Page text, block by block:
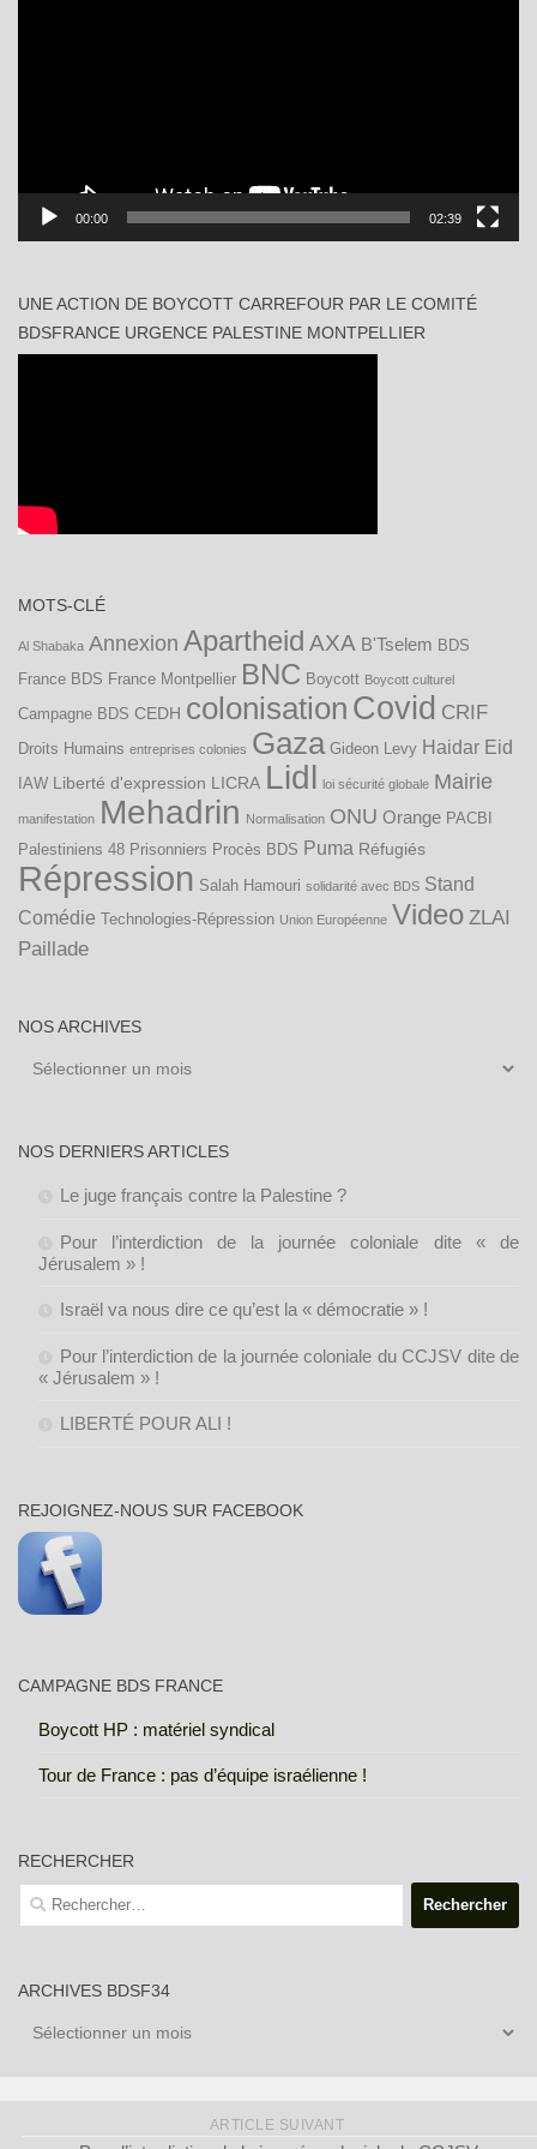
00:00 02:39
UNE ACTION DE BOYCOTT CARREFOUR PAR LE COMITÉ
BDSFRANCE URGENCE PALESTINE MONTPELLIER
MOTS-CLÉ
Al Shabaka Annexion Apartheid AXA B'Tselem BDS
France BDS France Montpellier BNC Boycott Boycott culturel
Campagne BDS CEDH colonisation Covid CRIF
Droits Humains entreprises colonies Gaza Gideon Levy Haidar Eid
IAW Liberté d'expression LICRA Lidl loi sécurité globale Mairie
manifestation Mehadrin Normalisation ONU Orange PACBI
Palestiniens 48 Prisonniers Procès BDS Puma Réfugiés
Répression Salah Hamouri solidarité avec BDS Stand
Comédie Technologies-Répression Union Européenne Video ZLAI
Paillade
NOS ARCHIVES
Nos
NOS DERNIERS ARTICLES
Le juge français contre la Palestine ?
Pour l’interdiction de la journée coloniale dite « de
Jérusalem » !
Israël va nous dire ce qu’est la « démocratie » !
Pour l’interdiction de la journée coloniale du CCJSV dite de
« Jérusalem » !
LIBERTÉ POUR ALI !
REJOIGNEZ-NOUS SUR FACEBOOK
CAMPAGNE BDS FRANCE
Boycott HP : matériel syndical
Tour de France : pas d’équipe israélienne !
RECHERCHER
Rechercher :
ARCHIVES BDSF34
Archives
ARTICLE SUIVANT